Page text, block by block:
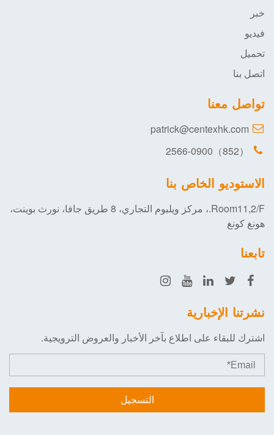
خبر
فيديو
تحميل
اتصل بنا
تواصل معنا
patrick@centexhk.com
（852）2566-0900
الاستوديو الخاص بنا
Room11,2/F.، مركز ويلبوم التجاري، 8 طريق جافا، نورث بوينت،
هونغ كونغ
تابعنا
نشرتنا الإخبارية
اشترك للبقاء على اطلاع بآخر الأخبار والعروض الترويجية.
التسجيل